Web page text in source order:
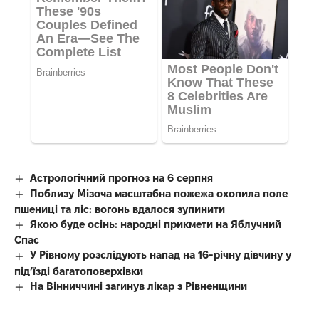
Астрологічний прогноз на 6 серпня
Поблизу Мізоча масштабна пожежа охопила поле
пшениці та ліс: вогонь вдалося зупинити
Якою буде осінь: народні прикмети на Яблучний
Спас
У Рівному розслідують напад на 16-річну дівчину у
під’їзді багатоповерхівки
На Вінниччині загинув лікар з Рівненщини